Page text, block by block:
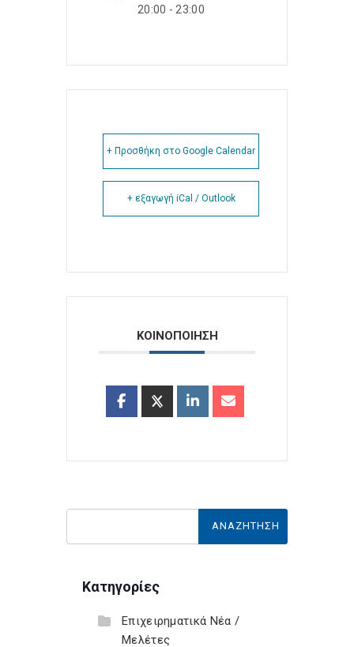
20:00 - 23:00
+ Προσθήκη στο Google Calendar
+ εξαγωγή iCal / Outlook
ΚΟΙΝΟΠΟΙΗΣΗ
Κατηγορίες
Επιχειρηματικά Νέα /
Μελέτες